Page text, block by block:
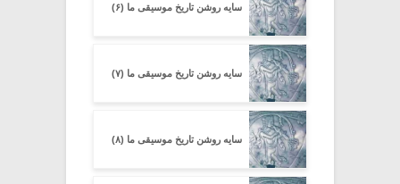
سایه روشن تاریخ موسیقی ما (۶)
سایه روشن تاریخ موسیقی ما (۷)
سایه روشن تاریخ موسیقی ما (۸)